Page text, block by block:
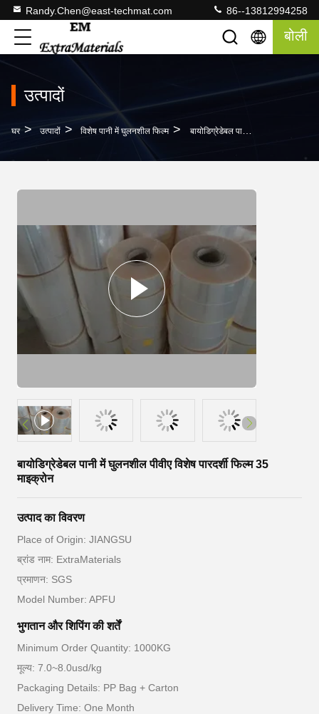
Randy.Chen@east-techmat.com 86--13812994258
बोली
उत्पादों
घर > उत्पादों > विशेष पानी में घुलनशील फिल्म > बायोडिग्रेडेबल पानी में घुलनशील पीवीए विशेष पारदर्शी फिल्म 35 माइक्रोन
बायोडिग्रेडेबल पानी में घुलनशील पीवीए विशेष पारदर्शी फिल्म 35
माइक्रोन
उत्पाद का विवरण
Place of Origin: JIANGSU
ब्रांड नाम: ExtraMaterials
प्रमाणन: SGS
Model Number: APFU
भुगतान और शिपिंग की शर्तें
Minimum Order Quantity: 1000KG
मूल्य: 7.0~8.0usd/kg
Packaging Details: PP Bag + Carton
Delivery Time: One Month